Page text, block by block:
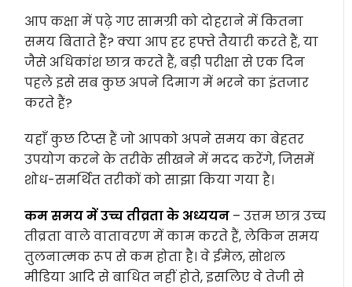
आप कक्षा में पढ़े गए सामग्री को दोहराने में कितना
समय बिताते हैं? क्या आप हर हफ्ते तैयारी करते हैं, या
जैसे अधिकांश छात्र करते हैं, बड़ी परीक्षा से एक दिन
पहले इसे सब कुछ अपने दिमाग में भरने का इंतजार
करते हैं?
यहाँ कुछ टिप्स हैं जो आपको अपने समय का बेहतर
उपयोग करने के तरीके सीखने में मदद करेंगे, जिसमें
शोध-समर्थित तरीकों को साझा किया गया है।
कम समय में उच्च तीव्रता के अध्ययन – उत्तम छात्र उच्च
तीव्रता वाले वातावरण में काम करते हैं, लेकिन समय
तुलनात्मक रूप से कम होता है। वे ईमेल, सोशल
मीडिया आदि से बाधित नहीं होते, इसलिए वे तेजी से